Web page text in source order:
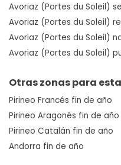
Avoriaz (Portes du Soleil)
Avoriaz (Portes du Soleil)
Avoriaz (Portes du Soleil)
Avoriaz (Portes du Soleil)
Otras zonas para
Pirineo Francés fin de año
Pirineo Aragonés fin de año
Pirineo Catalán fin de año
Andorra fin de año